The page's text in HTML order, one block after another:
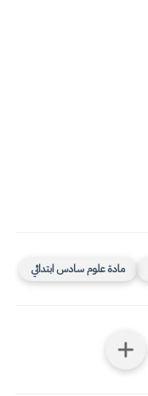
مادة علوم سادس ابتدائي